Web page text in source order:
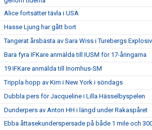
Alice fortsätter tävla i USA
Hasse Ljung har gått bort
Tangerat årsbästa av Sara Wiss i Turebergs
Bara fyra IFKare anmälda till IUSM för 17-åringarna
19 IFKare anmälda till Inomhus-SM
Trippla hopp av Kim i New York i söndags
Dubbla pers för Jacqueline i Lilla Hässelbyspelen
Dunderpers av Anton HH i längd under Rakaspåret
Ebba åttasekunderspersade på både 1 mile och